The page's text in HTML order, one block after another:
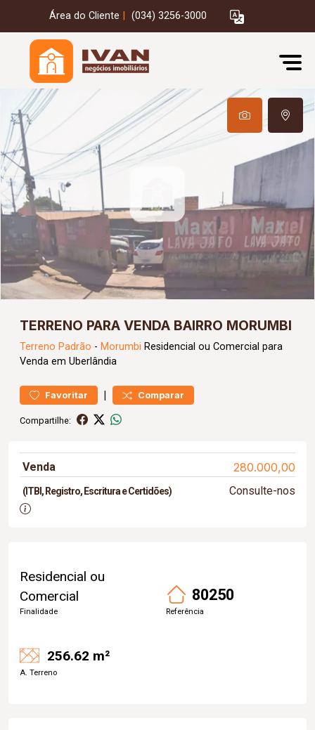
Área do Cliente (034) 3256-3000
TERRENO PARA VENDA BAIRRO MORUMBI
Terreno Padrão - Morumbi Residencial ou Comercial para
Venda em Uberlândia
Favoritar | Comparar
Compartilhe:
Venda 280.000,00
(ITBI, Registro, Escritura e Certidões) Consulte-nos
Residencial ou
Comercial
Finalidade
80250
Referência
256.62 m²
A. Terreno